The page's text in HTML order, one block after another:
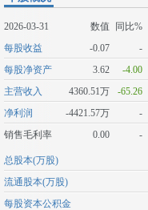
2026-03-31 数值 同比%
每股收益
-0.07 -
每股净资产
3.62 -4.00
主营收入
4360.51万 -65.26
净利润
-4421.57万 -
销售毛利率
0.00 -
总股本(万股)
流通股本(万股)
每股资本公积金